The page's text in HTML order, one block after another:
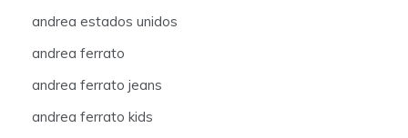
andrea estados unidos
andrea ferrato
andrea ferrato jeans
andrea ferrato kids